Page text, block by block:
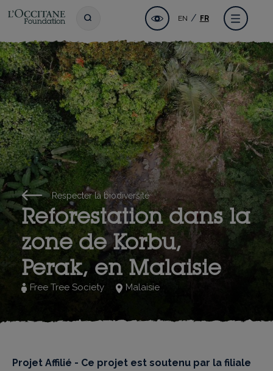
Aller
au
contenu
principal
Fondation l'OCCITANE
Toggle search Accessibilité
EN FR Menu
Respecter la biodiversité
Reforestation dans la
zone de Korbu,
Perak, en Malaisie
Free Tree Society Malaisie
Projet Affilié - Ce projet est soutenu par la filiale